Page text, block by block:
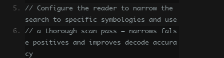
// Configure the reader to narrow the
search to specific symbologies and use
// a thorough scan pass — narrows fals
e positives and improves decode accura
cy